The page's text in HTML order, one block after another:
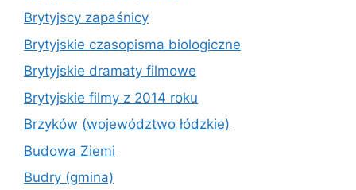
Brytyjscy zapaśnicy
Brytyjskie czasopisma biologiczne
Brytyjskie dramaty filmowe
Brytyjskie filmy z 2014 roku
Brzyków (województwo łódzkie)
Budowa Ziemi
Budry (gmina)